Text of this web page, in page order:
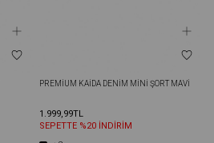
PREMIUM KAIDA DENIM MINI ŞORT MAVI
1.999,99TL
SEPETTE %20 İNDİRİM